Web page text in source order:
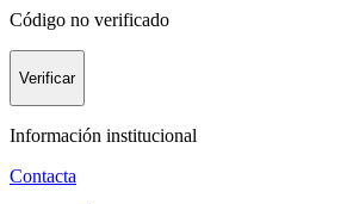
Código no verificado
Verificar
Información institucional
Contacta